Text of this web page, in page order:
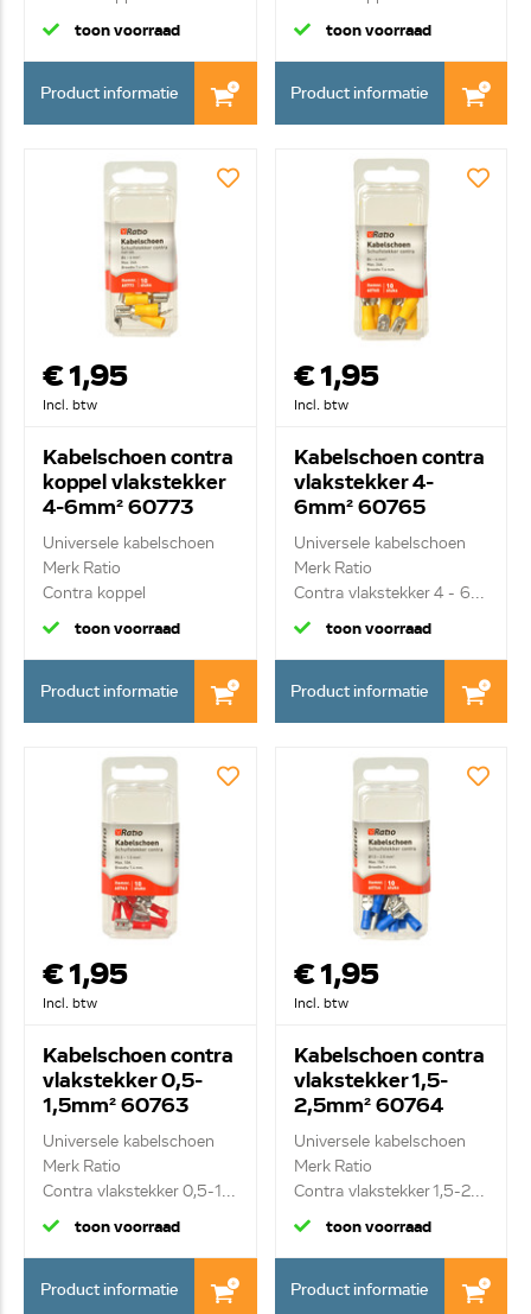
vlakstekke...
toon voorraad
Product informatie
vlakstekke...
toon voorraad
Product informatie
€ 1,95
Incl. btw
Kabelschoen contra
koppel vlakstekker
4-6mm² 60773
Universele kabelschoen
Merk Ratio
Contra koppel
vlakstekke...
toon voorraad
Product informatie
€ 1,95
Incl. btw
Kabelschoen contra
vlakstekker 4-
6mm² 60765
Universele kabelschoen
Merk Ratio
Contra vlakstekker 4 - 6...
toon voorraad
Product informatie
€ 1,95
Incl. btw
Kabelschoen contra
vlakstekker 0,5-
1,5mm² 60763
Universele kabelschoen
Merk Ratio
Contra vlakstekker 0,5-1...
toon voorraad
Product informatie
€ 1,95
Incl. btw
Kabelschoen contra
vlakstekker 1,5-
2,5mm² 60764
Universele kabelschoen
Merk Ratio
Contra vlakstekker 1,5-2...
toon voorraad
Product informatie